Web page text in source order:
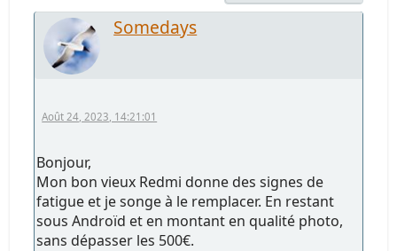
Somedays
Août 24, 2023, 14:21:01
Bonjour,
Mon bon vieux Redmi donne des signes de
fatigue et je songe à le remplacer. En restant
sous Androïd et en montant en qualité photo,
sans dépasser les 500€.